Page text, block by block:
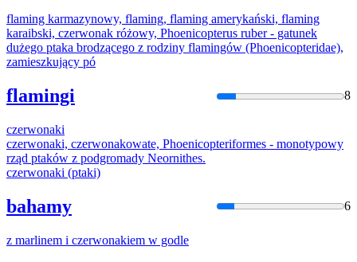
flaming karmazynowy, flaming, flaming amerykański, flaming
karaibski, czerwonak różowy, Phoenicopterus ruber - gatunek
dużego ptaka brodzącego z rodziny flamingów (Phoenicopteridae),
zamieszkujący pó
flamingi 8
czerwonaki
czerwonaki, czerwonakowate, Phoenicopteriformes - monotypowy
rząd ptaków z podgromady Neornithes.
czerwonaki (ptaki)
bahamy 6
z marlinem i czerwonakiem w godle